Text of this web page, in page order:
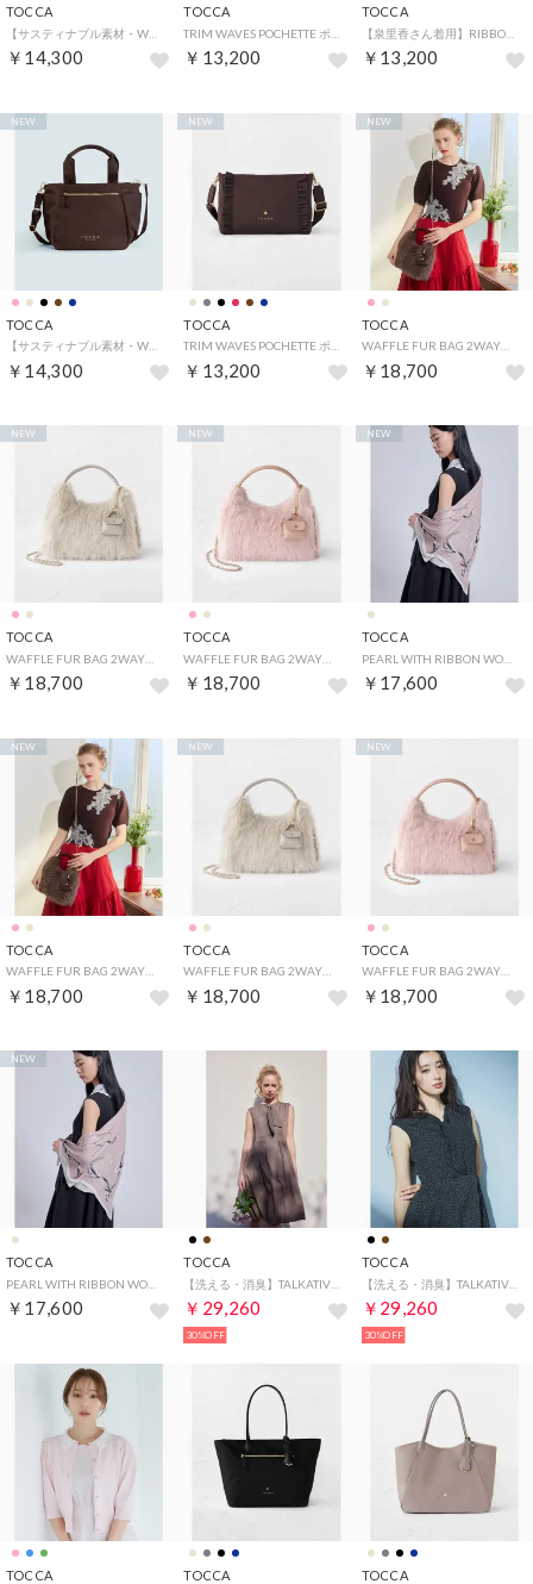
TOCCA
￥14,300
TOCCA
￥13,200
TOCCA
【泉里香さん着用】RIBBON KNOT NYLON MULTI BAG ナイロンマルチバッグ （[新色]ライトグレー系）
￥13,200
TOCCA
￥14,300
NEW
TOCCA
￥13,200
NEW
TOCCA
WAFFLE FUR BAG 2WAYファーバッグ （ベージュ系）
￥18,700
NEW
TOCCA
￥18,700
NEW
TOCCA
￥18,700
NEW
TOCCA
PEARL WITH RIBBON WOOL SILK SQUARE STOLE ストール （ベージュ系）
￥17,600
NEW
TOCCA
￥18,700
NEW
TOCCA
￥18,700
NEW
TOCCA
WAFFLE FUR BAG 2WAYファーバッグ （ピンク系）
￥18,700
NEW
TOCCA
￥17,600
NEW
TOCCA
￥29,260
30%OFF
TOCCA
【洗える・消臭】TALKATIVE DOTS ドレス （ブラック系5）
￥29,260
30%OFF
TOCCA TOCCA TOCCA